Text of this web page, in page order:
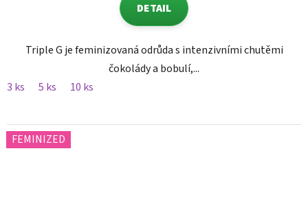
DETAIL
Triple G je feminizovaná odrůda s intenzivními chutěmi
čokolády a bobulí,...
3 ks
5 ks 10 ks
FEMINIZED